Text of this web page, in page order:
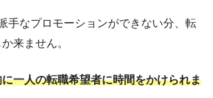
手なプロモーションができない分、転
来ません。
一人の転職希望者に時間をかけられま